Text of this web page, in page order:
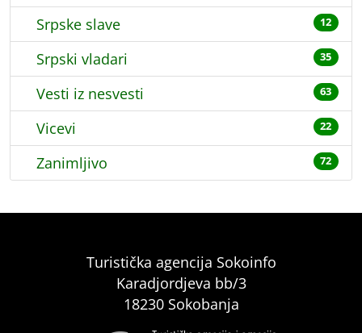
Srpske slave 12
Srpski vladari 35
Vesti iz nesvesti 63
Vicevi 22
Zanimljivo 72
Turistička agencija Sokoinfo
Karadjordjeva bb/3
18230 Sokobanja